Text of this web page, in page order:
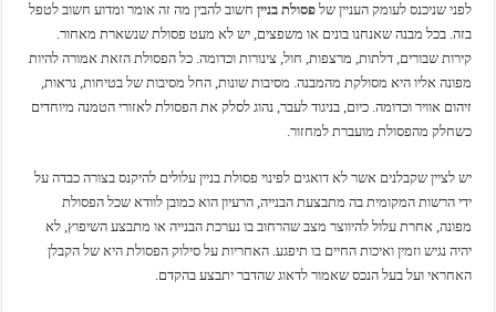
לפני שניכנס לעומק העניין שלפסולת בניין חשוב להבין מה זה אומר ומדוע חשוב לטפל
בזה. בכל מבנה שאנחנו בונים או משפצים, יש לא מעט פסולת שנשארת מאחור.
קירות שבורים, דלתות, מרצפות, חול, צינורות וכדומה. כל הפסולת הזאת אמורה להיות
מפונה אליו היא מסולקת מהמבנה. מסיבות שונות, החל מסיבות של בטיחות, נראות,
זיהום אוויר וכדומה. כיום, בניגוד לעבר, נהוג לסלק את הפסולת לאזורי הטמנה מיוחדים
כשחלק מהפסולת מועברת למחזור.
יש לציין שקבלנים אשר לא דואגים לפינוי פסולת בניין עלולים להיקנס בצורה כבדה על
ידי הרשות המקומית בה מתבצעת הבנייה, הרעיון הוא כמובן לוודא שכל הפסולת
מפונה, אחרת עלול להיווצר מצב שהרחוב בו נערכת הבנייה או מתבצע השיפוץ, לא
יהיה נגיש וזמין ואיכות החיים בו תיפגע. האחריות על סילוק הפסולת היא של הקבלן
האחראי ועל בעל הנכס שאמור לדאוג שהדבר יתבצע בהקדם.